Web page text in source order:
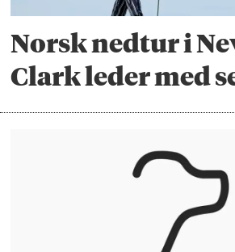
Norsk nedtur i
Clark leder med